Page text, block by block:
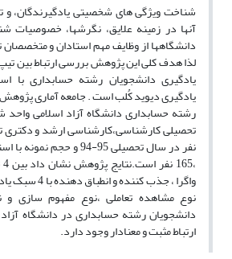
شناخت ویژگی های شخصیتی یادگیرندگان، و
آنها در زمینه علایق، نگرشها، خصوصیات
دانشگاهها از وظایف مهم استادان و
لذا هدف کلی این پژوهش بررسی ارتباط بین
یادگیری دانشجویان رشته حسابداری با
یادگیری دیوید کُلب است . جامعه آماری
رشته حسابداری دانشگاه آزاد اسلامی واحد
نفر در سال تحصیلی 95-94 و
واگرا ، جذب
نوع مشاهده تعاملی ،نوع مفهوم سازی و
دانشجویان رشته حسابداری در دانشگاه
ارتباط مثبت و معنادار وجود دارد.